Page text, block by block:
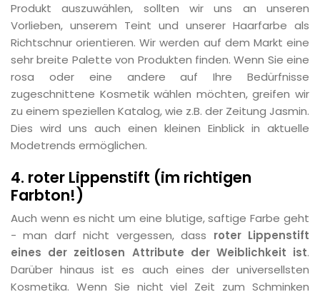
Produkt auszuwählen, sollten wir uns an unseren
Vorlieben, unserem Teint und unserer Haarfarbe als
Richtschnur orientieren. Wir werden auf dem Markt eine
sehr breite Palette von Produkten finden. Wenn Sie eine
rosa oder eine andere auf Ihre Bedürfnisse
zugeschnittene Kosmetik wählen möchten, greifen wir
zu einem speziellen Katalog, wie z.B. der Zeitung Jasmin.
Dies wird uns auch einen kleinen Einblick in aktuelle
Modetrends ermöglichen.
4. roter Lippenstift (im richtigen
Farbton!)
Auch wenn es nicht um eine blutige, saftige Farbe geht
- man darf nicht vergessen, dass roter Lippenstift
eines der zeitlosen Attribute der Weiblichkeit ist.
Darüber hinaus ist es auch eines der universellsten
Kosmetika. Wenn Sie nicht viel Zeit zum Schminken